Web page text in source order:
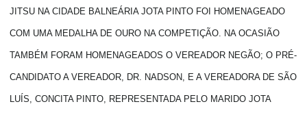
JITSU NA CIDADE BALNEÁRIA JOTA PINTO FOI HOMENAGEADO
COM UMA MEDALHA DE OURO NA COMPETIÇÃO. NA OCASIÃO
TAMBÉM FORAM HOMENAGEADOS O VEREADOR NEGÃO; O PRÉ-
CANDIDATO A VEREADOR, DR. NADSON, E A VEREADORA DE SÃO
LUÍS, CONCITA PINTO, REPRESENTADA PELO MARIDO JOTA